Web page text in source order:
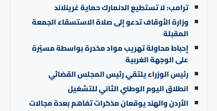
ترامب: لا تستطيع الدنمارك حماية غرينلاند
وزارة الأوقاف تدعو إلى صلاة الاستسقاء الجمعة
المقبلة
إحباط محاولة تهريب مواد مخدرة بواسطة مسيّرة
على الوجهة الغربية
رئيس الوزراء يلتقي رئيس المجلس القضائي
انطلاق اليوم الوطني الثاني للتشغيل
الأردن والهند يوقعان مذكرات تفاهم بعدة مجالات